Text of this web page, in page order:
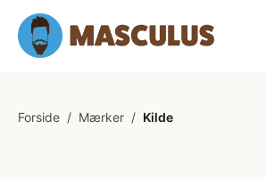
Forside / Mærker / Kilde